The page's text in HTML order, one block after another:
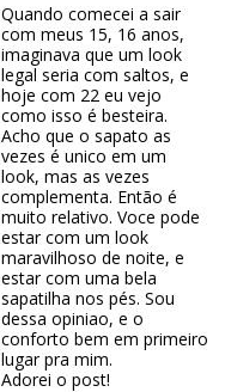
Quando comecei a sair
com meus 15, 16 anos,
imaginava que um look
legal seria com saltos, e
hoje com 22 eu vejo
como isso é besteira.
Acho que o sapato as
vezes é unico em um
look, mas as vezes
complementa. Então é
muito relativo. Voce pode
estar com um look
maravilhoso de noite, e
estar com uma bela
sapatilha nos pés. Sou
dessa opiniao, e o
conforto bem em primeiro
lugar pra mim.
Adorei o post!